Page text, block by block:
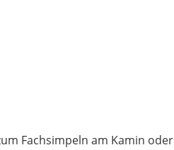
Fachsimpeln am Kamin oder